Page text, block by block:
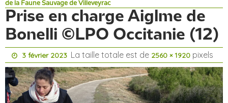
de la Faune Sauvage de Villeveyrac
Prise en charge Aiglme de
Bonelli ©LPO Occitanie (12)
3 février 2023 La taille totale est de 2560 × 1920 pixels